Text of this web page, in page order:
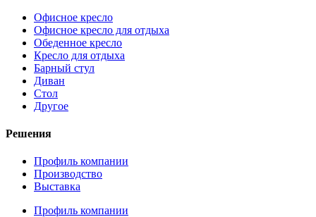
Офисное кресло
Офисное кресло для отдыха
Обеденное кресло
Кресло для отдыха
Барный стул
Диван
Стол
Другое
Решения
Профиль компании
Производство
Выставка
Профиль компании